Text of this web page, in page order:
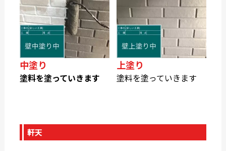
中塗り
塗料を塗っていきます
上塗り
塗料を塗っていきます
軒天